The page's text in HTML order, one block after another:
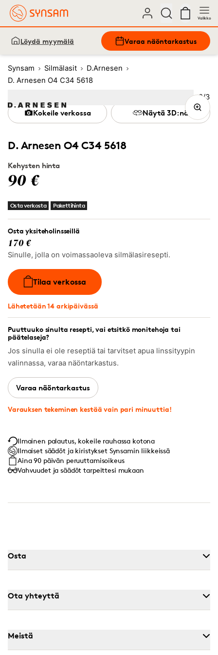
Valikko
Löydä myymälä Varaa näöntarkastus
Synsam Silmälasit
D.Arnesen
D. Arnesen O4 C34 5618
D. Arnesen O4 C34 5618
Kehysten hinta
90 €
Osta verkosta Pakettihinta
Osta yksiteholinsseillä
170 €
Sinulle, jolla on voimassaoleva silmälasiresepti.
Tilaa verkossa
Lähetetään 14 arkipäivässä
Puuttuuko sinulta resepti, vai etsitkö monitehoja tai
päätelaseja?
Jos sinulla ei ole reseptiä tai tarvitset apua linssityypin
valinnassa, varaa näöntarkastus.
Varaa näöntarkastus
Varauksen tekeminen kestää vain pari minuuttia!
Kokeile verkossa Näytä 3D:nä
Ilmainen palautus, kokeile rauhassa kotona
Ilmaiset säädöt ja kiristykset Synsamin liikkeissä
Aina 90 päivän peruuttamisoikeus
Vahvuudet ja säädöt tarpeittesi mukaan
Kuva
2/3
Image 1 3
Osta
Ota yhteyttä
Meistä